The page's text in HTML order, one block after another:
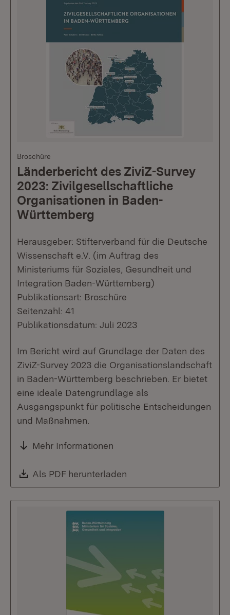
Broschüre
Länderbericht des ZiviZ-Survey
2023: Zivilgesellschaftliche
Organisationen in Baden-
Württemberg
Herausgeber: Stifterverband für die Deutsche
Wissenschaft e.V. (im Auftrag des
Ministeriums für Soziales, Gesundheit und
Integration Baden-Württemberg)
Publikationsart: Broschüre
Seitenzahl: 41
Publikationsdatum: Juli 2023
Im Bericht wird auf Grundlage der Daten des
ZiviZ-Survey 2023 die Organisationslandschaft
in Baden-Württemberg beschrieben. Er bietet
eine ideale Datengrundlage als
Ausgangspunkt für politische Entscheidungen
und Maßnahmen.
Mehr Informationen
Download:
Als PDF herunterladen